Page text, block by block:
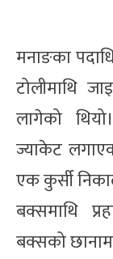
मनाङका
टोलीमाथि
लागेको
ज्याकेट
एक कुर्सी
बक्समाथि
बक्सको